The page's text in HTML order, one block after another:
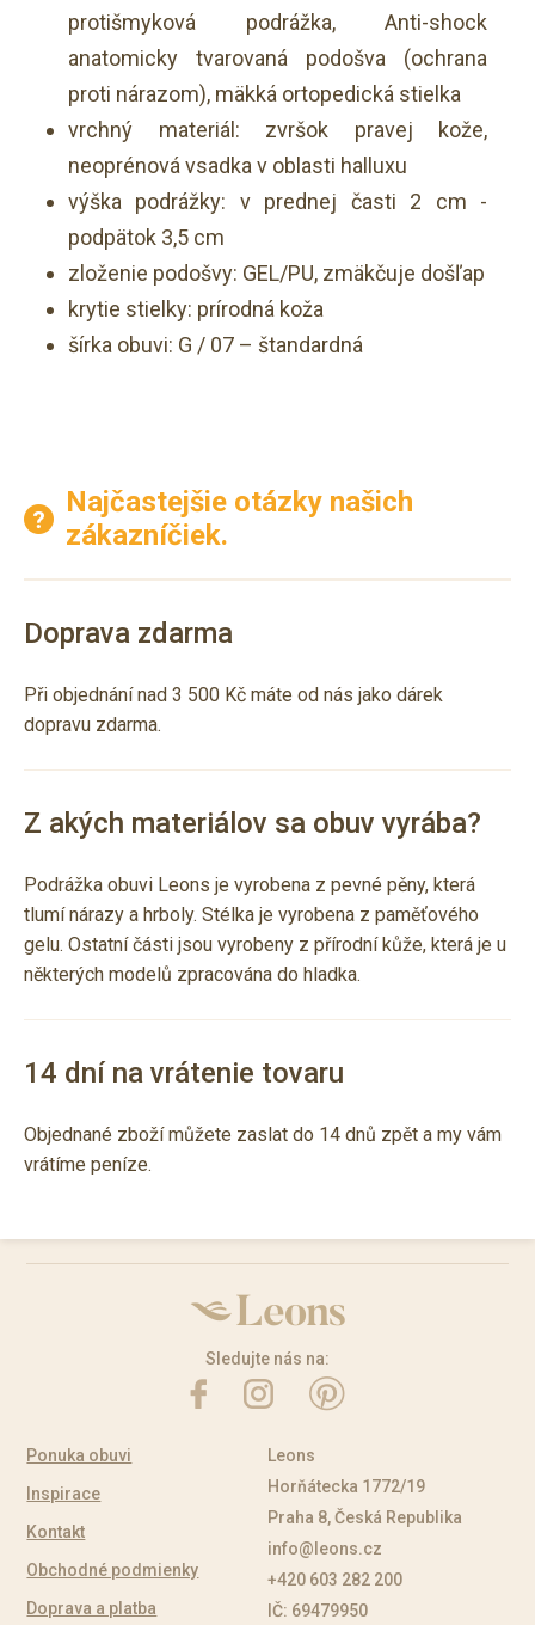
protišmyková podrážka, Anti-shock
anatomicky tvarovaná podošva (ochrana
proti nárazom), mäkká ortopedická stielka
vrchný materiál: zvršok pravej kože,
neoprénová vsadka v oblasti halluxu
výška podrážky: v prednej časti 2 cm -
podpätok 3,5 cm
zloženie podošvy: GEL/PU, zmäkčuje došľap
krytie stielky: prírodná koža
šírka obuvi: G / 07 – štandardná
Najčastejšie otázky našich
zákazníčiek.
Doprava zdarma
Při objednání nad 3 500 Kč máte od nás jako dárek
dopravu zdarma.
Z akých materiálov sa obuv vyrába?
Podrážka obuvi Leons je vyrobena z pevné pěny, která
tlumí nárazy a hrboly. Stélka je vyrobena z paměťového
gelu. Ostatní části jsou vyrobeny z přírodní kůže, která je u
některých modelů zpracována do hladka.
14 dní na vrátenie tovaru
Objednané zboží můžete zaslat do 14 dnů zpět a my vám
vrátíme peníze.
Ponuka obuvi
Inspirace
Kontakt
Obchodné podmienky
Doprava a platba
Leons
Horňátecka 1772/19
Praha 8, Česká Republika
info@leons.cz
+420 603 282 200
IČ: 69479950
Sledujte nás na: